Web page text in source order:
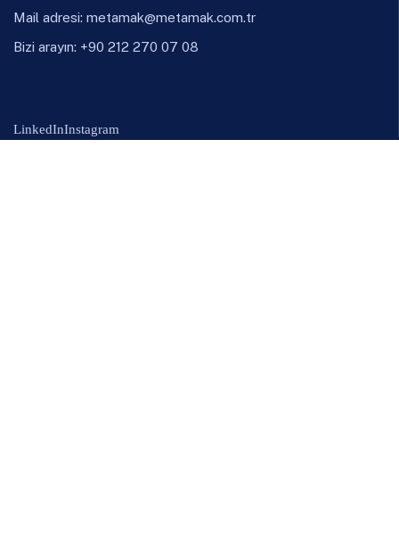
Mail adresi: metamak@metamak.com.tr
Bizi arayın: +90 212 270 07 08
LinkedInInstagram